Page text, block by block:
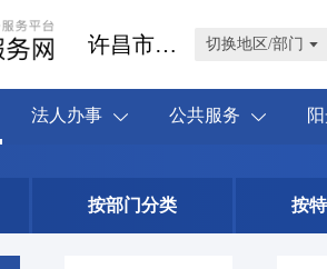
许昌市禹州市 切换地区/部门
法人办事 公共服务
按部门分类 按